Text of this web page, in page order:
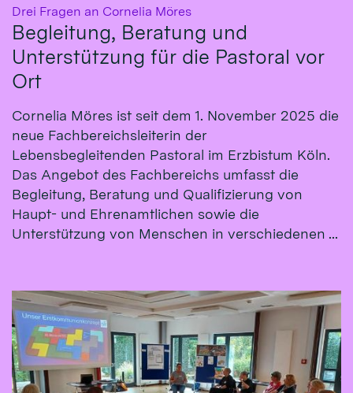
Drei Fragen an Cornelia Möres:
Begleitung, Beratung und
Unterstützung für die Pastoral vor
Ort
Cornelia Möres ist seit dem 1. November 2025 die
neue Fachbereichsleiterin der
Lebensbegleitenden Pastoral im Erzbistum Köln.
Das Angebot des Fachbereichs umfasst die
Begleitung, Beratung und Qualifizierung von
Haupt- und Ehrenamtlichen sowie die
Unterstützung von Menschen in verschiedenen ...